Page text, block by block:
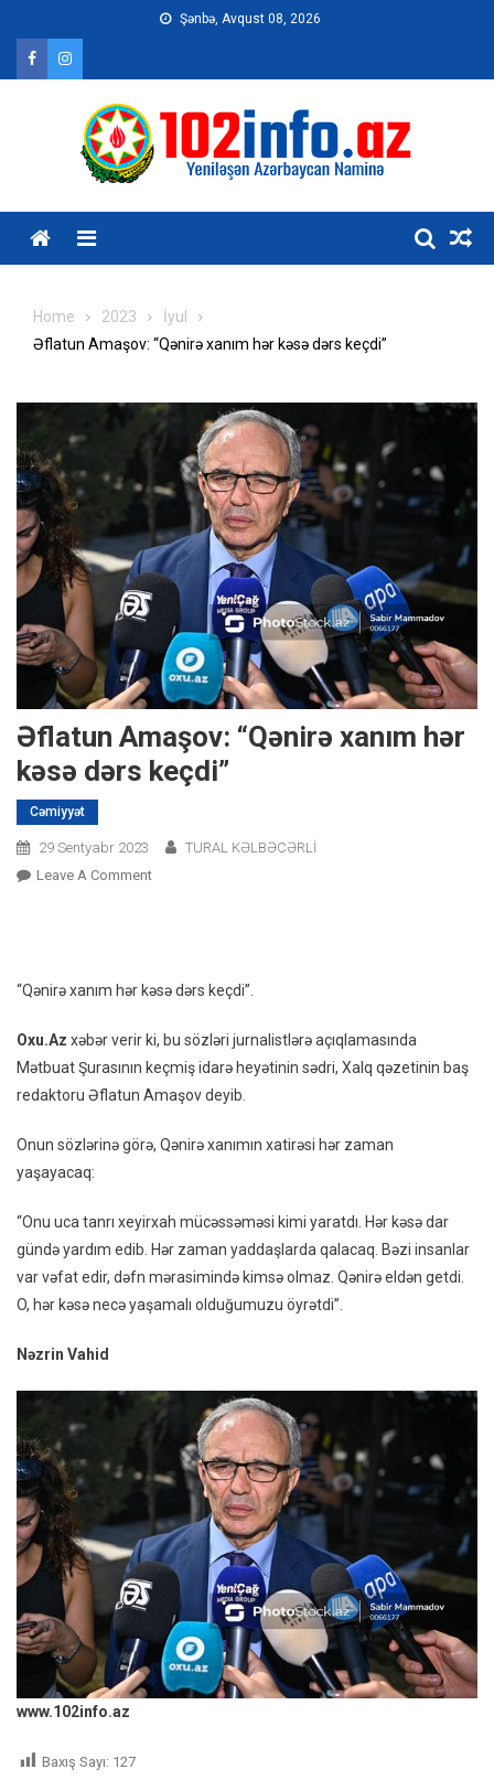
content
Şənbə, Avqust 08, 2026
Home 2023
İyul
Əflatun Amaşov: “Qənirə xanım hər kəsə dərs keçdi”
Əflatun Amaşov: “Qənirə xanım hər
kəsə dərs keçdi”
Cəmiyyət
29 Sentyabr 2023
TURAL KƏLBƏCƏRLİ
Leave A CommentOn
Hər
Dərs
Keçdi”
“Qənirə xanım hər kəsə dərs keçdi”.
Oxu.Az xəbər verir ki, bu sözləri jurnalistlərə açıqlamasında
Mətbuat Şurasının keçmiş idarə heyətinin sədri, Xalq qəzetinin baş
redaktoru Əflatun Amaşov deyib.
Onun sözlərinə görə, Qənirə xanımın xatirəsi hər zaman
yaşayacaq:
“Onu uca tanrı xeyirxah mücəssəməsi kimi yaratdı. Hər kəsə dar
gündə yardım edib. Hər zaman yaddaşlarda qalacaq. Bəzi insanlar
var vəfat edir, dəfn mərasimində kimsə olmaz. Qənirə eldən getdi.
O, hər kəsə necə yaşamalı olduğumuzu öyrətdi”.
Nəzrin Vahid
www.102info.az
Baxış Sayı: 127